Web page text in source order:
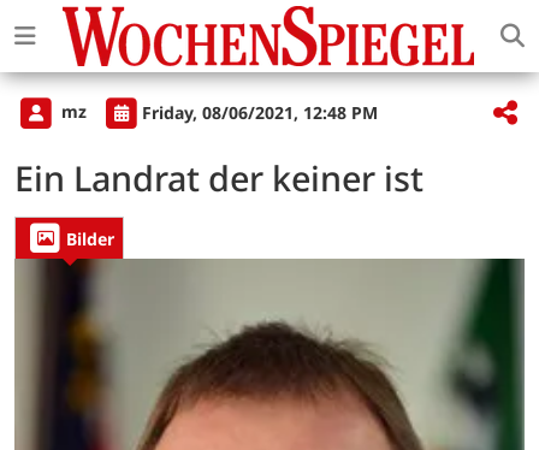
mz Friday, 08/06/2021, 12:48 PM
Ein Landrat der keiner ist
Bilder